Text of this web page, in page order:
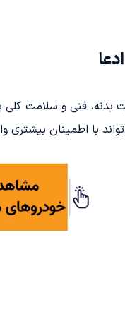
بدنه، فنی و سلامت
با اطمینان بیشتری